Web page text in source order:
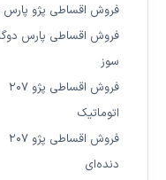
فروش اقساطی پژو پارس LX
فروش اقساطی پارس
سوز
فروش اقساطی پژو ۲۰۷
اتوماتیک
فروش اقساطی پژو ۲۰۷
دنده‌ای